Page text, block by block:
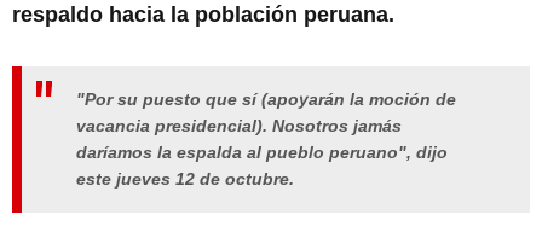
respaldo hacia la población peruana.
"Por su puesto que sí (apoyarán la moción de
vacancia presidencial). Nosotros jamás
daríamos la espalda al pueblo peruano", dijo
este jueves 12 de octubre.